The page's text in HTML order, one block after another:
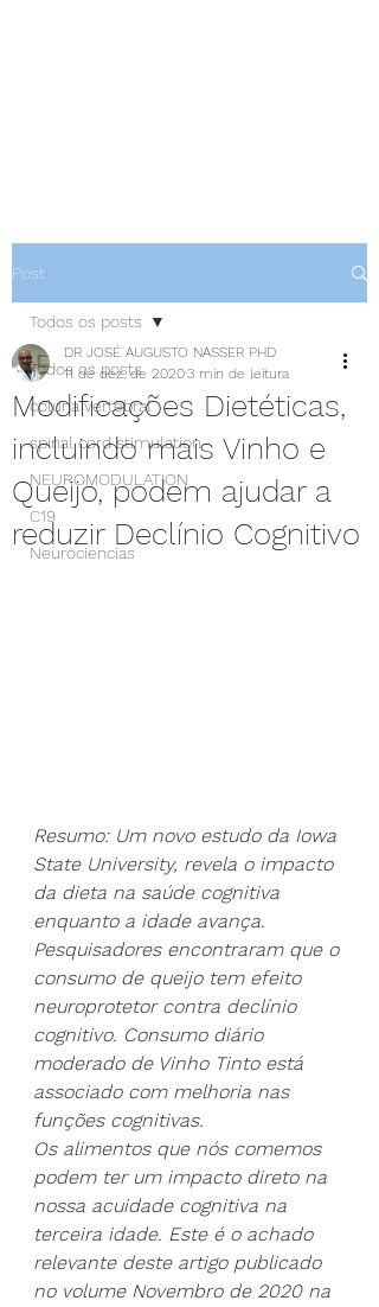
Post
Todos os posts
coluna vertebral
spinal cord stimulation
NEUROMODULATION
C19
Neurociencias
Todos os posts
Modificações Dietéticas,
incluindo mais Vinho e
Queijo, podem ajudar a
reduzir Declínio Cognitivo
DR JOSÉ AUGUSTO NASSER PHD
11 de dez. de 20203 min de leitura
Resumo: Um novo estudo da Iowa
State University, revela o impacto
da dieta na saúde cognitiva
enquanto a idade avança.
Pesquisadores encontraram que o
consumo de queijo tem efeito
neuroprotetor contra declínio
cognitivo. Consumo diário
moderado de Vinho Tinto está
associado com melhoria nas
funções cognitivas.
Os alimentos que nós comemos
podem ter um impacto direto na
nossa acuidade cognitiva na
terceira idade. Este é o achado
relevante deste artigo publicado
no volume Novembro de 2020 na